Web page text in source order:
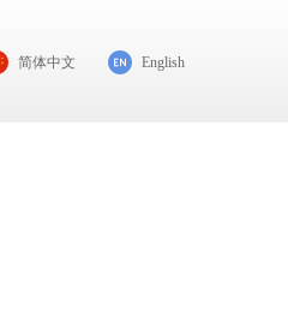
简体中文 English